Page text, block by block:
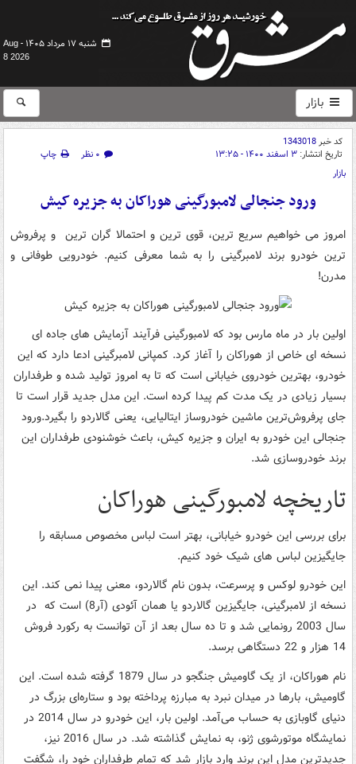
شنبه ۱۷ مرداد ۱۴۰۵ -
Aug
8 2026
بازار
کد خبر1343018
تاریخ انتشار: ۳ اسفند ۱۴۰۰ - ۱۳:۲۵ ۰ نظر
چاپ
بازار
ورود جنجالی لامبورگینی هوراکان به جزیره کیش
امروز می خواهیم سریع ترین، قوی ترین و احتمالا گران ترین و پرفروش
ترین خودرو برند لامبرگینی را به شما معرفی کنیم. خودرویی طوفانی و
مدرن!
اولین بار در ماه مارس بود که لامبورگینی فرآیند آزمایش های جاده ای
نسخه ای خاص از هوراکان را آغاز کرد. کمپانی لامبرگینی ادعا دارد که این
خودرو، بهترین خودروی خیابانی است که تا به امروز تولید شده و طرفداران
بسیار زیادی در یک مدت کم پیدا کرده است. این مدل جدید قرار است تا
جای پرفروش‌ترین ماشین خودروساز ایتالیایی، یعنی گالاردو را بگیرد.ورود
جنجالی این خودرو به ایران و جزیره کیش، باعث خوشنودی طرفداران این
برند خودروسازی شد.
تاریخچه لامبورگینی هوراکان
برای بررسی این خودرو خیابانی، بهتر است لباس مخصوص مسابقه را
جایگیزین لباس های شیک خود کنیم.
این خودرو لوکس و پرسرعت، بدون نام گالاردو، معنی پیدا نمی کند. این
نسخه از لامبرگینی، جایگیزین گالاردو یا همان آئودی (آر8) است که در
سال 2003 رونمایی شد و تا ده سال بعد از آن توانست به رکورد فروش
14 هزار و 22 دستگاهی برسد.
نام هوراکان، از یک گاومیش جنگجو در سال 1879 گرفته شده است. این
گاومیش، بارها در میدان نبرد به مبارزه پرداخته بود و ستاره‌ای بزرگ در
دنیای گاوبازی به حساب می‌آمد. اولین بار، این خودرو در سال 2014 در
نمایشگاه موتورشوی ژنو، به نمایش گذاشته شد. در سال 2016 نیز،
جدیدترین مدل این برند وارد بازار شد که تمام طرفداران خود را، شگفت